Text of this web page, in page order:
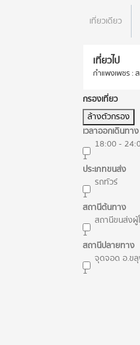
เที่ยวเดียว
เที่ยวไป
กำแพงเพชร :
กรองเที่ยว
ล้างตัวกรอง
เวลาออกเดินทาง
18:00 -
1
ประเภทขนส่ง
รถทัวร์
1
สถานีต้นทาง
สถานีขนส่งผู้
1
สถานีปลายทาง
จุดจอด อ.ข
1